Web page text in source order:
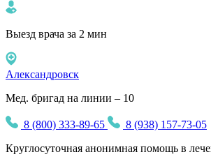
Выезд врача за 2 мин
Александровск
Мед. бригад на линии – 10
8 (800) 333-89-65
8 (938) 157-73-05
Круглосуточная анонимная помощь в